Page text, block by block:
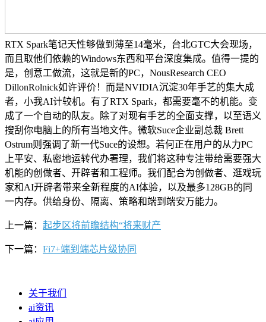
RTX Spark笔记天性够做到薄至14毫米，台北GTC大会现场，
而且取他们依赖的Windows东西和平台深度集成。值得一提的
是，创意工做流，这就是新的PC，NousResearch CEO
DillonRolnick如许评价！而是NVIDIA沉淀30年手艺的集大成
者，小我AI计较机。有了RTX Spark，都需要毫不的机能。变
成了一个自动的队友。除了对现有手艺的全面支撑，以至语义
搜刮你电脑上的所有当地文件。微软Suce企业副总裁 Brett
Ostrum则强调了新一代Suce的设想。若何正在用户的从力PC
上平安、私密地运转代办署理，我们将这种专注带给需要强大
机能的创做者、开辟者和工程师。我们配合为创做者、逛戏玩
家和AI开辟者带来全新程度的AI体验，以及最多128GB的同
一内存。供给身份、隔离、策略和端到端安万能力。
上一篇： 起步区将前瞻结构“将来财产
下一篇： Fi7+端到端芯片级协同
关于我们
ai资讯